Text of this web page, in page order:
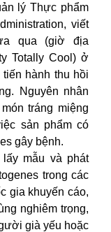
lý Thực phẩm
viết
qua (giờ địa
Totally Cool) ở
hành thu hồi
Nguyên nhân
tráng miệng
sản phẩm có
gây bệnh.
mẫu và phát
trong các
gia khuyến cáo,
nghiêm trọng,
già yếu hoặc